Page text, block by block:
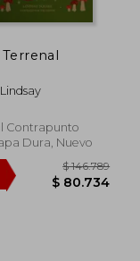
Terrenal
Contrapunto
Dura, Nuevo